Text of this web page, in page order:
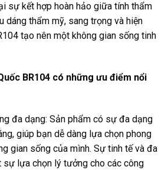
sự kết hợp hoàn hảo giữa tính thẩm
dáng thẩm mỹ, sang trọng và hiện
tạo nên một không gian sống tinh
BR104 có những ưu điểm nổi
đa dạng: Sản phẩm có sự đa dạng
giúp bạn dễ dàng lựa chọn phong
gian sống của mình. Sự tinh tế và đa
sự lựa chọn lý tưởng cho các công